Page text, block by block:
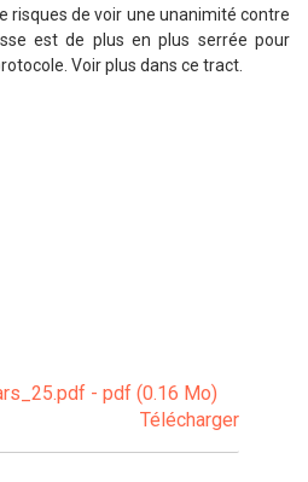
risques de voir une unanimité contre
est de plus en plus serrée pour
Voir plus dans ce tract.
- pdf (0.16 Mo)
Télécharger